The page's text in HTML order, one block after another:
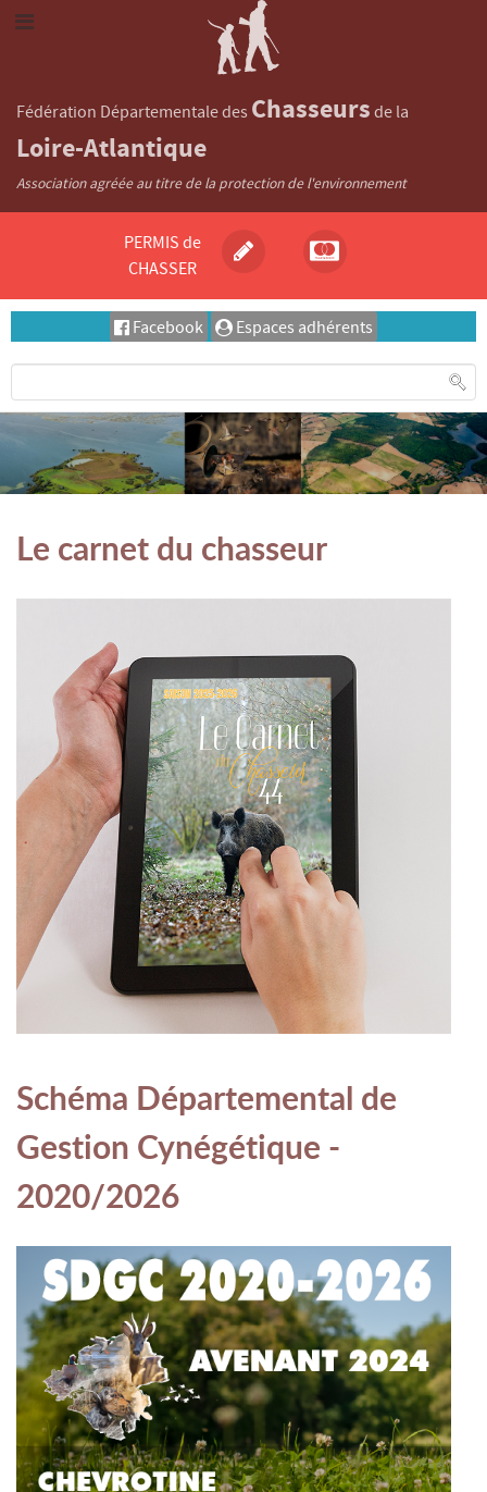
Fédération Départementale des Chasseurs de la
Loire-Atlantique
Association agréée au titre de la protection de l'environnement
PERMIS de
CHASSER
Facebook Espaces adhérents
Le carnet du chasseur
Schéma Départemental de
Gestion Cynégétique -
2020/2026